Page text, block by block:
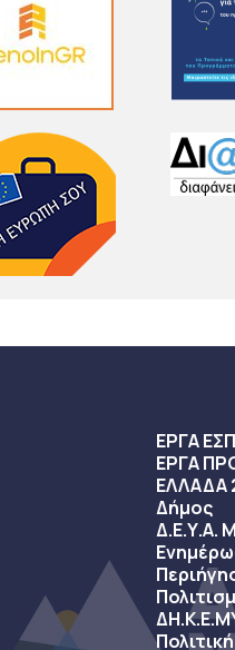
ΕΡΓΑ
ΕΡΓΑ
ΕΛΛΑΔΑ
Δήμος
Δ.Ε.Υ.Α.